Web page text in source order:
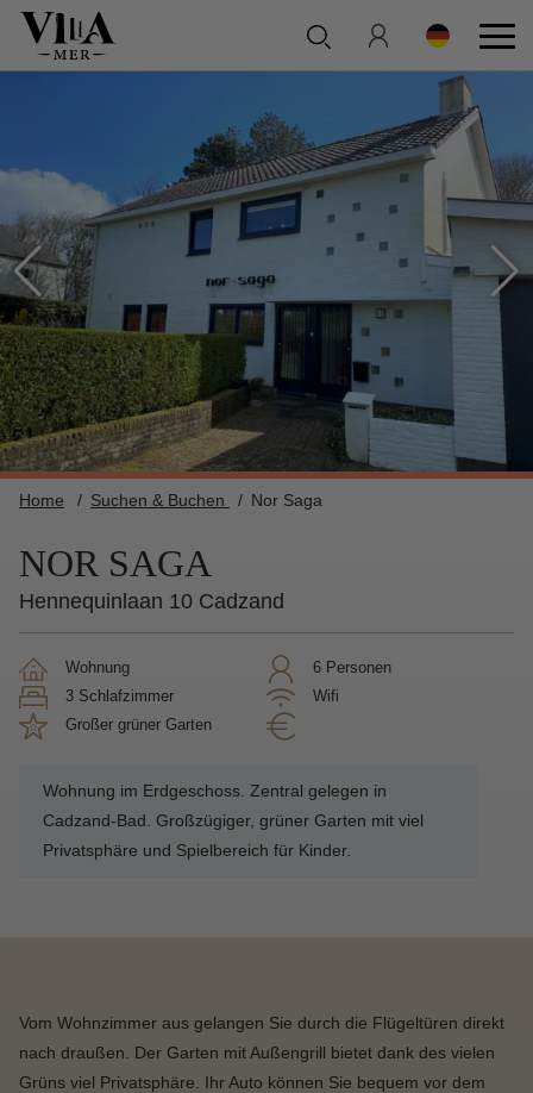
Home Suchen & Buchen Nor Saga
NOR SAGA
Hennequinlaan 10 Cadzand
Wohnung
6 Personen
3 Schlafzimmer
Wifi
großer grüner Garten
Wohnung im Erdgeschoss. Zentral gelegen in
Cadzand-Bad. Großzügiger, grüner Garten mit viel
Privatsphäre und Spielbereich für Kinder.
Vom Wohnzimmer aus gelangen Sie durch die Flügeltüren direkt
nach draußen. Der Garten mit Außengrill bietet dank des vielen
Grüns viel Privatsphäre. Ihr Auto können Sie bequem vor dem